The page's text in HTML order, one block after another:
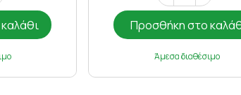
Προσθήκη στο
Άμεσα διαθέσιμο